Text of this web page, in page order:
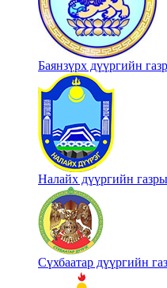
Баянзүрх дүүргийн
Налайх дүүргийн
Сүхбаатар дүүргийн